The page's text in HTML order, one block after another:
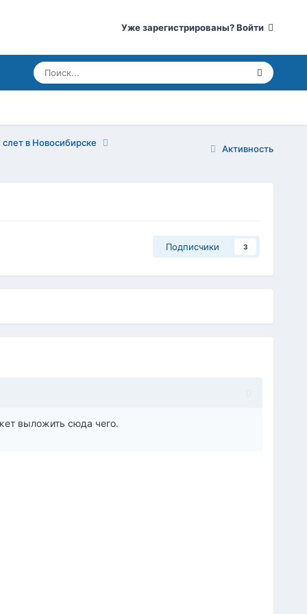
Уже зарегистрированы? Войти
Активность
в Новосибирске
Подписчики 3
выложить сюда чего.